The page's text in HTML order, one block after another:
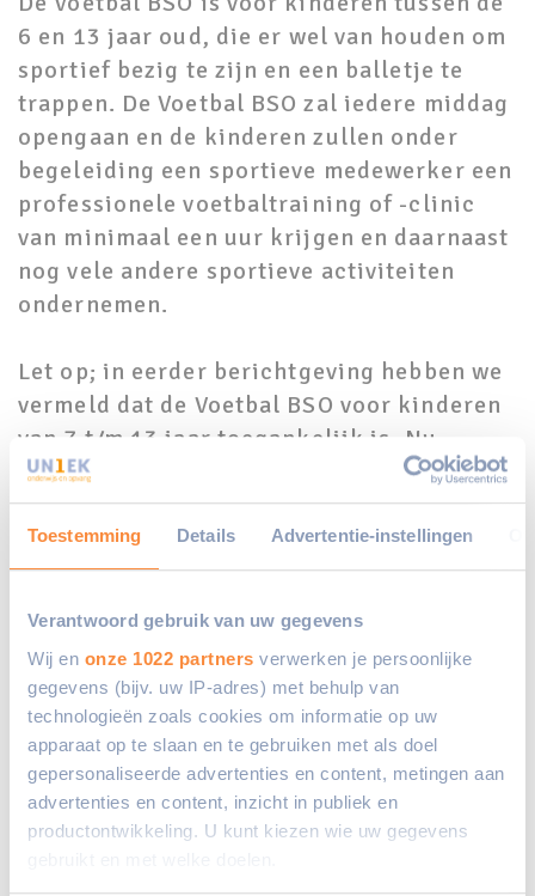
Toestemming Details Advertentie-instellingen
Verantwoord gebruik van uw gegevens
Wij en onze 1022 partners verwerken je persoonlijke
gegevens (bijv. uw IP-adres) met behulp van
technologieën zoals cookies om informatie op uw
apparaat op te slaan en te gebruiken met als doel
gepersonaliseerde advertenties en content, metingen aan
advertenties en content, inzicht in publiek en
productontwikkeling. U kunt kiezen wie uw gegevens
6 en 13 jaar oud, die er wel van houden om
sportief bezig te zijn en een balletje te
trappen. De Voetbal BSO zal iedere middag
opengaan en de kinderen zullen onder
begeleiding een sportieve medewerker een
professionele voetbaltraining of -clinic
van minimaal een uur krijgen en daarnaast
nog vele andere sportieve activiteiten
ondernemen.
Let op; in eerder berichtgeving hebben we
vermeld dat de Voetbal BSO voor kinderen
van 7 t/m 13 jaar toegankelijk is. Nu
hebben we dat aangepast naar 6 jaar om
hierdoor nóg meer kinderen te kunnen
verwelkomen!
Plaatsing
Momenteel krijgen ouders van IKC
Ambacht, IKC Het Anker en Kindcentrum
De Ark een aanbod voor deze Voetbal BSO
door de Afdeling Klantenservice.
UN1EK kijkt er enorm naar uit om deze
BSO te gaan starten!